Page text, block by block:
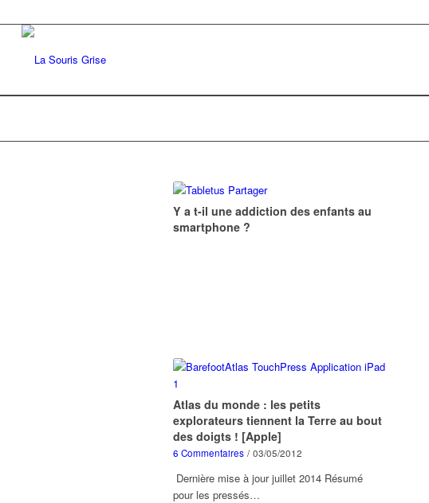
Y a t-il une addiction des enfants au
smartphone ?
Atlas du monde : les petits
explorateurs tiennent la Terre au bout
des doigts ! [Apple]
6 Commentaires / 03/05/2012
Dernière mise à jour juillet 2014 Résumé
pour les pressés…